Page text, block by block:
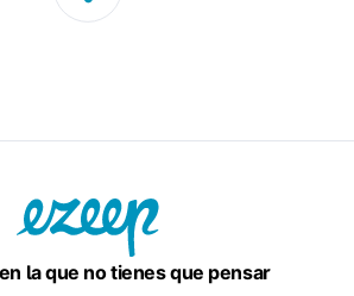
la que no tienes que pensar